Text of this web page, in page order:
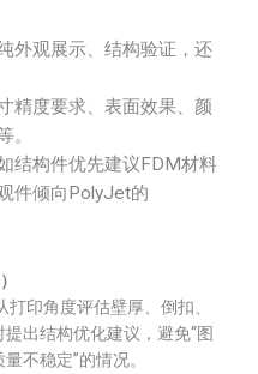
外观展示、结构验证，还
精度要求、表面效果、颜
。
结构件优先建议FDM材料
件倾向PolyJet的
印角度评估壁厚、倒扣、
出结构优化建议，避免“图
不稳定”的情况。